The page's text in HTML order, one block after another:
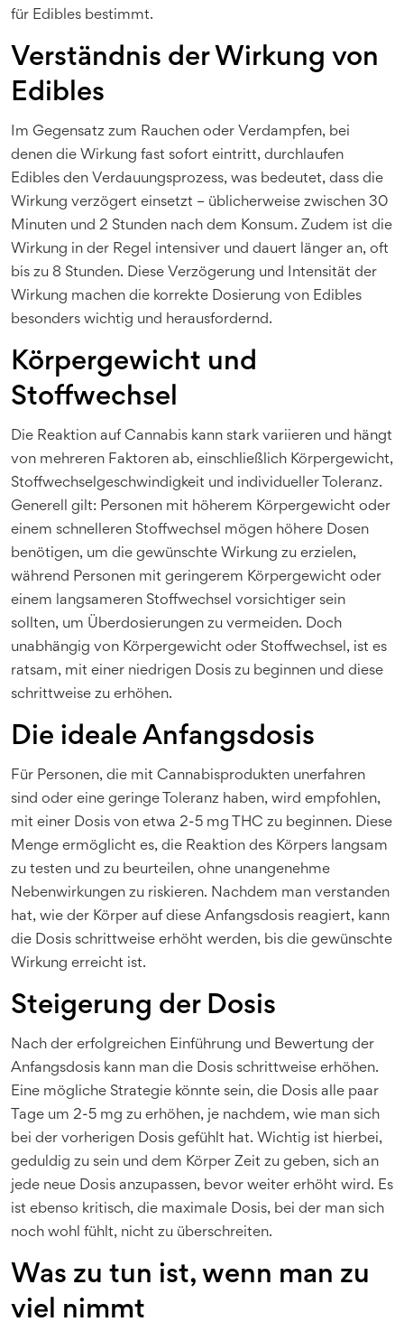
für Edibles bestimmt.
Verständnis der Wirkung von
Edibles
Im Gegensatz zum Rauchen oder Verdampfen, bei
denen die Wirkung fast sofort eintritt, durchlaufen
Edibles den Verdauungsprozess, was bedeutet, dass die
Wirkung verzögert einsetzt – üblicherweise zwischen 30
Minuten und 2 Stunden nach dem Konsum. Zudem ist die
Wirkung in der Regel intensiver und dauert länger an, oft
bis zu 8 Stunden. Diese Verzögerung und Intensität der
Wirkung machen die korrekte Dosierung von Edibles
besonders wichtig und herausfordernd.
Körpergewicht und
Stoffwechsel
Die Reaktion auf Cannabis kann stark variieren und hängt
von mehreren Faktoren ab, einschließlich Körpergewicht,
Stoffwechselgeschwindigkeit und individueller Toleranz.
Generell gilt: Personen mit höherem Körpergewicht oder
einem schnelleren Stoffwechsel mögen höhere Dosen
benötigen, um die gewünschte Wirkung zu erzielen,
während Personen mit geringerem Körpergewicht oder
einem langsameren Stoffwechsel vorsichtiger sein
sollten, um Überdosierungen zu vermeiden. Doch
unabhängig von Körpergewicht oder Stoffwechsel, ist es
ratsam, mit einer niedrigen Dosis zu beginnen und diese
schrittweise zu erhöhen.
Die ideale Anfangsdosis
Für Personen, die mit Cannabisprodukten unerfahren
sind oder eine geringe Toleranz haben, wird empfohlen,
mit einer Dosis von etwa 2-5 mg THC zu beginnen. Diese
Menge ermöglicht es, die Reaktion des Körpers langsam
zu testen und zu beurteilen, ohne unangenehme
Nebenwirkungen zu riskieren. Nachdem man verstanden
hat, wie der Körper auf diese Anfangsdosis reagiert, kann
die Dosis schrittweise erhöht werden, bis die gewünschte
Wirkung erreicht ist.
Steigerung der Dosis
Nach der erfolgreichen Einführung und Bewertung der
Anfangsdosis kann man die Dosis schrittweise erhöhen.
Eine mögliche Strategie könnte sein, die Dosis alle paar
Tage um 2-5 mg zu erhöhen, je nachdem, wie man sich
bei der vorherigen Dosis gefühlt hat. Wichtig ist hierbei,
geduldig zu sein und dem Körper Zeit zu geben, sich an
jede neue Dosis anzupassen, bevor weiter erhöht wird. Es
ist ebenso kritisch, die maximale Dosis, bei der man sich
noch wohl fühlt, nicht zu überschreiten.
Was zu tun ist, wenn man zu
viel nimmt